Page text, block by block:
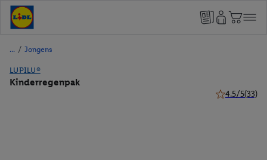
/ Jongens
LUPILU®
Kinderregenpak
4.5/5(33)